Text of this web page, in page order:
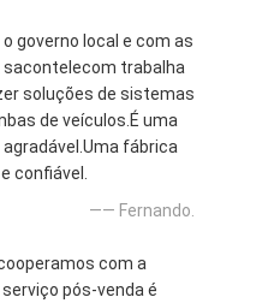
governo local e com as
sacontelecom trabalha
soluções de sistemas
de veículos.É uma
fábrica
confiável.
—— Fernando.
com a
pós-venda é